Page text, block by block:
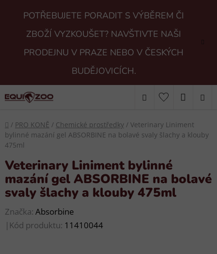
POTŘEBUJETE PORADIT S VÝBĚREM ČI
ZBOŽÍ VYZKOUŠET? NAVŠTIVTE NAŠI
PRODEJNU V PRAZE NEBO V ČESKÝCH
BUDĚJOVICÍCH.
Hledat
KOŠÍK
Domů
/ PRO KONĚ / Chemické prostředky / Veterinary Liniment
bylinné mazání gel ABSORBINE na bolavé svaly šlachy a klouby
475ml
Veterinary Liniment bylinné
mazání gel ABSORBINE na bolavé
svaly šlachy a klouby 475ml
Značka: Absorbine
| Kód produktu: 11410044